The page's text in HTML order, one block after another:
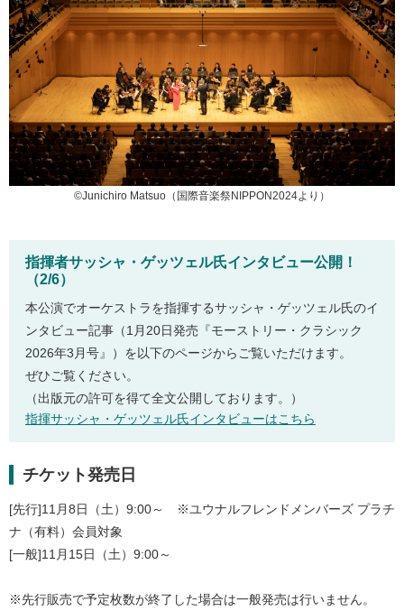
©Junichiro Matsuo（国際音楽祭NIPPON2024より）
指揮者サッシャ・ゲッツェル氏インタビュー公開！
（2/6）
本公演でオーケストラを指揮するサッシャ・ゲッツェル氏のイ
ンタビュー記事（1月20日発売『モーストリー・クラシック
2026年3月号』）を以下のページからご覧いただけます。
ぜひご覧ください。
（出版元の許可を得て全文公開しております。）
指揮サッシャ・ゲッツェル氏インタビューはこちら
チケット発売日
[先行]11月8日（土）9:00～ ※ユウナルフレンドメンバーズ プラチ
ナ（有料）会員対象
[一般]11月15日（土）9:00～
※先行販売で予定枚数が終了した場合は一般発売は行いません。